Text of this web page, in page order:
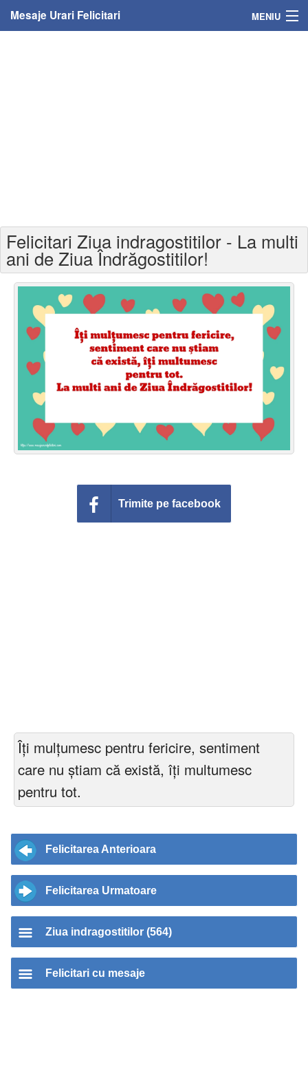
Mesaje Urari Felicitari MENIU
Felicitari varsta
Felicitari zilele anului
Felicitari zile saptamana
Felicitari muzicale
Felicitari muzicale personalizate
Invitatii personalizate
Conecteaza-te
Felicitari Ziua indragostitilor - La multi
ani de Ziua Îndrăgostitilor!
Trimite pe facebook
Îţi mulţumesc pentru fericire, sentiment
care nu ştiam că există, îţi multumesc
pentru tot.
Felicitarea Anterioara
Felicitarea Urmatoare
Ziua indragostitilor (564)
Felicitari cu mesaje